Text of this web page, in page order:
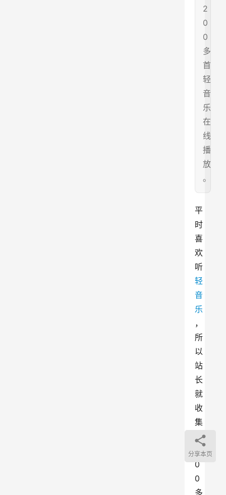
2
0
0
多
首
轻
音
乐
在
线
播
放
。
平
时
喜
欢
听
轻
音
乐
，
所
以
站
长
就
收
集
了
2
0
0
多
分享本页